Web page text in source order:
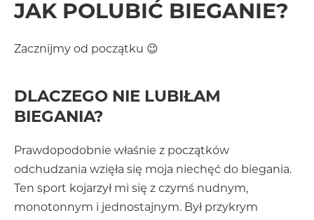
JAK POLUBIĆ BIEGANIE?
Zacznijmy od początku 😉
DLACZEGO NIE LUBIŁAM
BIEGANIA?
Prawdopodobnie właśnie z początków
odchudzania wzięła się moja niechęć do biegania.
Ten sport kojarzył mi się z czymś nudnym,
monotonnym i jednostajnym. Był przykrym